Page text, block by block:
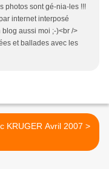
photos sont gé-nia-les !!!
internet interposé
aussi moi ;-)<br />
et ballades avec les
Parc KRUGER Avril 2007 >